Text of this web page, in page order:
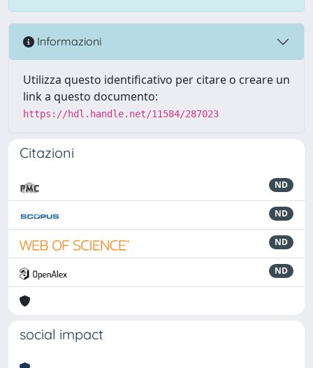
Informazioni
Utilizza questo identificativo per citare o creare un
link a questo documento:
https://hdl.handle.net/11584/287023
Citazioni
ND
ND
ND
ND
social impact